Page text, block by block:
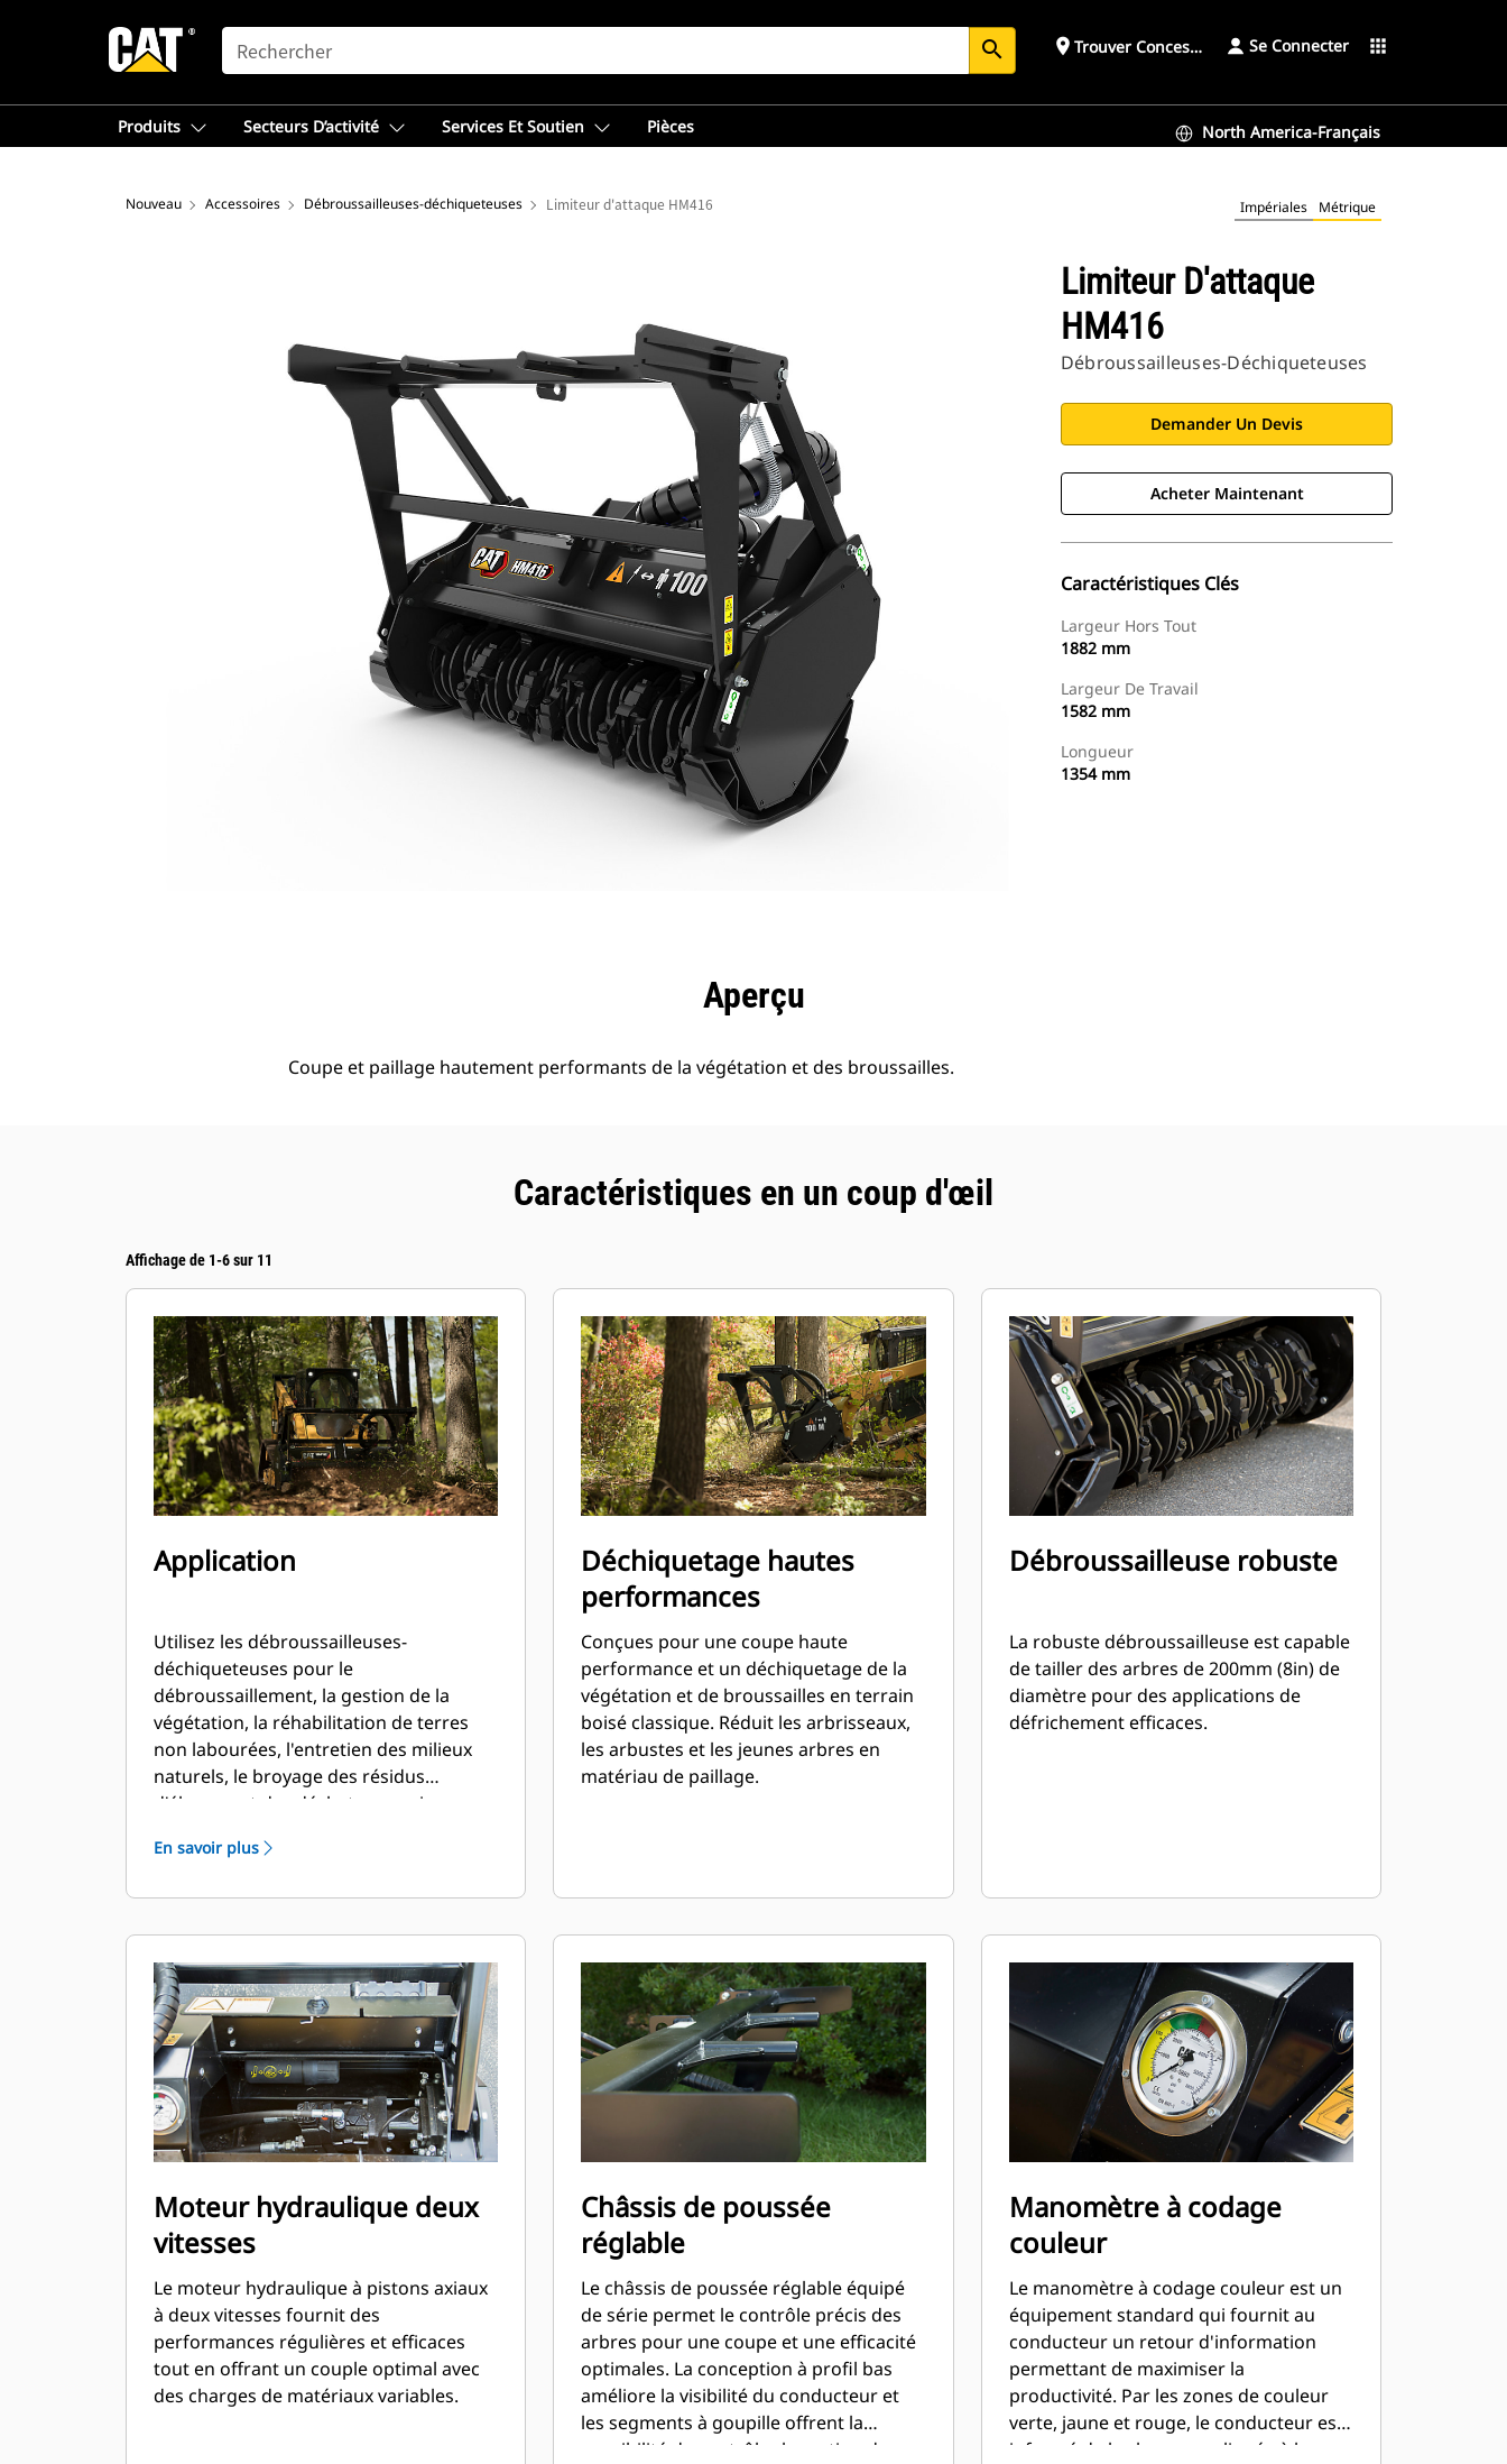
SEARCH search place Trouver ConcessionnaireSe Connecter apps
Produits Secteurs D’activité Services Et Soutien Pièces North America-Français
Nouveau Accessoires Débroussailleuses-déchiqueteuses Limiteur d'attaque HM416 Impériales Métrique
Limiteur D'attaque
HM416
Débroussailleuses-Déchiqueteuses
Demander Un Devis
Acheter Maintenant
Caractéristiques Clés
Largeur Hors Tout
1882 mm
Largeur De Travail
1582 mm
Longueur
1354 mm
Aperçu
Coupe et paillage hautement performants de la végétation et des broussailles.
Caractéristiques en un coup d'œil
Affichage de 1-6 sur 11
Application
Utilisez les débroussailleuses-
déchiqueteuses pour le
débroussaillement, la gestion de la
végétation, la réhabilitation de terres
non labourées, l'entretien des milieux
naturels, le broyage des résidus
d'élagage et des déchets organiques
En savoir plus
Déchiquetage hautes
performances
Conçues pour une coupe haute
performance et un déchiquetage de la
végétation et de broussailles en terrain
boisé classique. Réduit les arbrisseaux,
les arbustes et les jeunes arbres en
matériau de paillage.
Débroussailleuse robuste
La robuste débroussailleuse est capable
de tailler des arbres de 200mm (8in) de
diamètre pour des applications de
défrichement efficaces.
Moteur hydraulique deux
vitesses
Le moteur hydraulique à pistons axiaux
à deux vitesses fournit des
performances régulières et efficaces
tout en offrant un couple optimal avec
des charges de matériaux variables.
Châssis de poussée
réglable
Le châssis de poussée réglable équipé
de série permet le contrôle précis des
arbres pour une coupe et une efficacité
optimales. La conception à profil bas
améliore la visibilité du conducteur et
les segments à goupille offrent la
possibilité de contrôler la section de
Manomètre à codage
couleur
Le manomètre à codage couleur est un
équipement standard qui fournit au
conducteur un retour d'information
permettant de maximiser la
productivité. Par les zones de couleur
verte, jaune et rouge, le conducteur est
informé de la charge appliquée à la